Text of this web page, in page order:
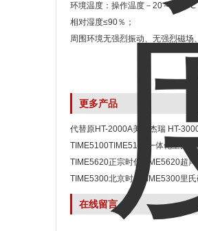
环境温度：操作温度－20～＋
相对湿度≤90％；
周围环境无强烈振动、无强烈磁场
更多产品
代替原HT-2000A美国杰瑞 HT-
硬度计
TIME5100TIME5100一体化里氏
TH170
TIME5620正宗时代TIME5620超声
TIME5300北京时代TIME5300里氏
在线留言